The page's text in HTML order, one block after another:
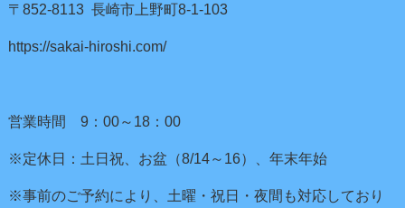
〒852-8113 長崎市上野町8-1-103
https://sakai-hiroshi.com/
営業時間 9：00～18：00
※定休日：土日祝、お盆（8/14～16）、年末年始
※事前のご予約により、土曜・祝日・夜間も対応しており